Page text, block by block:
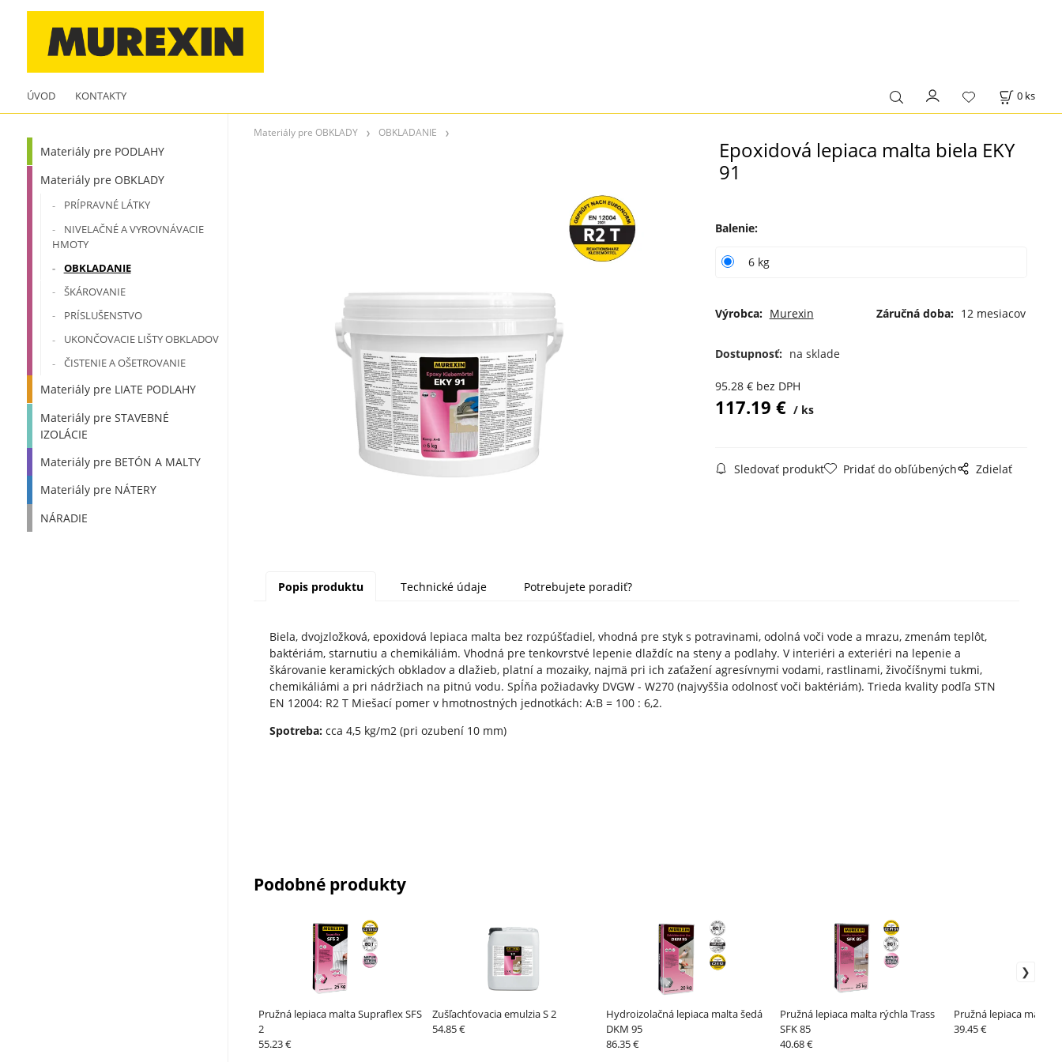
ÚVOD KONTAKTY 0 ks
Materiály pre PODLAHY
Materiály pre OBKLADY
PRÍPRAVNÉ LÁTKY
NIVELAČNÉ A VYROVNÁVACIE
HMOTY
OBKLADANIE
ŠKÁROVANIE
PRÍSLUŠENSTVO
UKONČOVACIE LIŠTY OBKLADOV
ČISTENIE A OŠETROVANIE
Materiály pre LIATE PODLAHY
Materiály pre STAVEBNÉ
IZOLÁCIE
Materiály pre BETÓN A MALTY
Materiály pre NÁTERY
NÁRADIE
Materiály pre OBKLADY OBKLADANIE
Epoxidová lepiaca malta biela EKY
91
Balenie:
6 kg
Výrobca: Murexin Záručná doba: 12 mesiacov
Dostupnosť: na sklade
95.28€ bez DPH
117.19 € ks
Sledovať produkt Pridať do obľúbených Zdielať
Popis produktu Technické údaje Potrebujete poradiť?
Biela, dvojzložková, epoxidová lepiaca malta bez rozpúšťadiel, vhodná pre styk s potravinami, odolná voči vode a mrazu, zmenám teplôt,
baktériám, starnutiu a chemikáliám. Vhodná pre tenkovrstvé lepenie dlaždíc na steny a podlahy. V interiéri a exteriéri na lepenie a
škárovanie keramických obkladov a dlažieb, platní a mozaiky, najmä pri ich zaťažení agresívnymi vodami, rastlinami, živočíšnymi tukmi,
chemikáliámi a pri nádržiach na pitnú vodu. Spĺňa požiadavky DVGW - W270 (najvyššia odolnosť voči baktériám). Trieda kvality podľa STN
EN 12004: R2 T Miešací pomer v hmotnostných jednotkách: A:B = 100 : 6,2.
Spotreba:cca 4,5 kg/m2 (pri ozubení 10 mm)
Podobné produkty
Pružná lepiaca malta Supraflex SFS
2
55.23 €
Zušľachťovacia emulzia S 2
54.85 €
Hydroizolačná lepiaca malta šedá
DKM 95
86.35 €
Pružná lepiaca malta rýchla Trass
SFK 85
40.68 €
Pružná lepiaca malta
39.45 €